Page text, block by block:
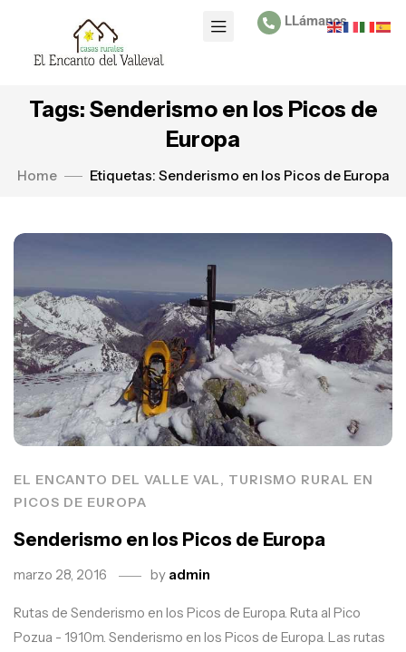
LLámanos
Tags: Senderismo en los Picos de
Europa
Home Etiquetas: Senderismo en los Picos de Europa
EL ENCANTO DEL VALLE VAL, TURISMO RURAL EN
PICOS DE EUROPA
Senderismo en los Picos de Europa
marzo 28, 2016 by admin
Rutas de Senderismo en los Picos de Europa. Ruta al Pico
Pozua - 1910m. Senderismo en los Picos de Europa. Las rutas